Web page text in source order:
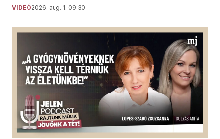
VIDEÓ2026. aug. 1. 09:30